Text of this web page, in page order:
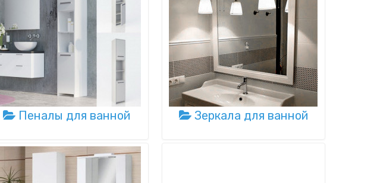
Пеналы для ванной Зеркала для ванной
смотреть товары